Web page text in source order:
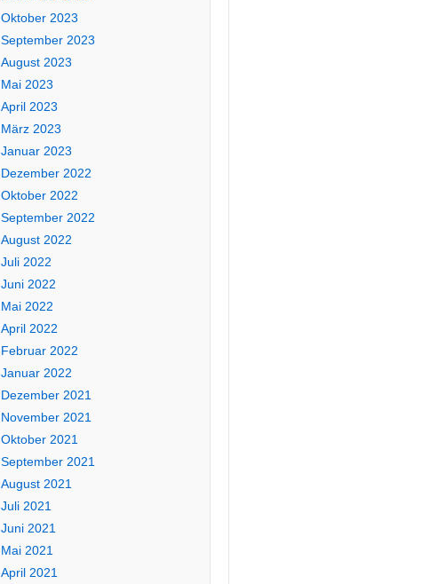
Oktober 2023
September 2023
August 2023
Mai 2023
April 2023
März 2023
Januar 2023
Dezember 2022
Oktober 2022
September 2022
August 2022
Juli 2022
Juni 2022
Mai 2022
April 2022
Februar 2022
Januar 2022
Dezember 2021
November 2021
Oktober 2021
September 2021
August 2021
Juli 2021
Juni 2021
Mai 2021
April 2021